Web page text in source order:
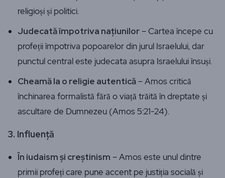
religioși și politici.
Judecată împotriva națiunilor – Cartea începe cu
profeții împotriva popoarelor din jurul Israelului, dar
punctul central este judecata asupra Israelului însuși.
Cheamă la o religie autentică – Amos critică
închinarea formalistă fără o viață trăită în dreptate și
ascultare de Dumnezeu (Amos 5:21-24).
3. Influență
În iudaism și creștinism – Amos este unul dintre
primii profeți care pune accent pe justiția socială și